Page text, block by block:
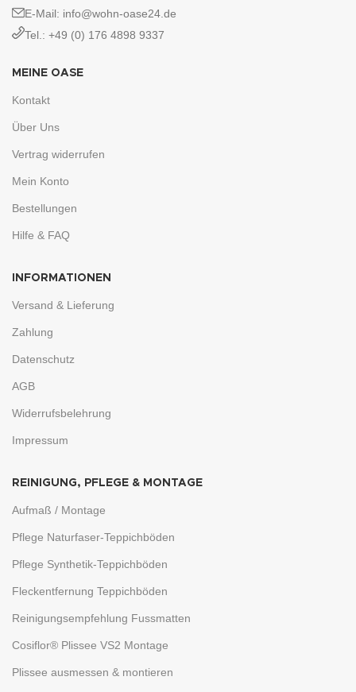
E-Mail: info@wohn-oase24.de
Tel.: +49 (0) 176 4898 9337
MEINE OASE
Kontakt
Über Uns
Vertrag widerrufen
Mein Konto
Bestellungen
Hilfe & FAQ
INFORMATIONEN
Versand & Lieferung
Zahlung
Datenschutz
AGB
Widerrufsbelehrung
Impressum
REINIGUNG, PFLEGE & MONTAGE
Aufmaß / Montage
Pflege Naturfaser-Teppichböden
Pflege Synthetik-Teppichböden
Fleckentfernung Teppichböden
Reinigungsempfehlung Fussmatten
Cosiflor® Plissee VS2 Montage
Plissee ausmessen & montieren